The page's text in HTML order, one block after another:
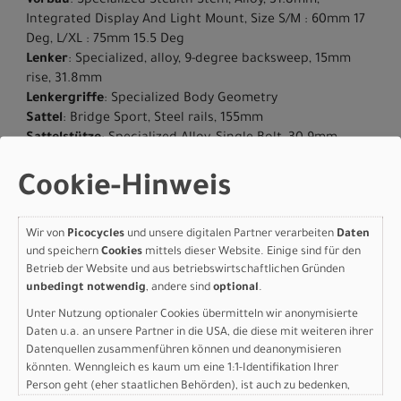
Integrated Display And Light Mount, Size S/M : 60mm 17
Deg, L/XL : 75mm 15.5 Deg
Lenker: Specialized, alloy, 9-degree backsweep, 15mm
rise, 31.8mm
Lenkergriffe: Specialized Body Geometry
Sattel: Bridge Sport, Steel rails, 155mm
Sattelstütze: Specialized Alloy, Single Bolt, 30.9mm
Geschlecht : Men|Women
Hauptstr. 4
D-83607 Holzkirchen
+49 8024 90 288 01
Varianten
Cookie-Hinweis
Wir von Picocycles und unsere digitalen Partner verarbeiten Daten
und speichern Cookies mittels dieser Website. Einige sind für den
Betrieb der Website und aus betriebswirtschaftlichen Gründen
unbedingt notwendig, andere sind optional.
Unter Nutzung optionaler Cookies übermitteln wir anonymisierte
Daten u.a. an unsere Partner in die USA, die diese mit weiteren ihrer
Datenquellen zusammenführen können und deanonymisieren
könnten. Wenngleich es kaum um eine 1:1-Identifikation Ihrer
Person geht (eher staatlichen Behörden), ist auch zu bedenken,